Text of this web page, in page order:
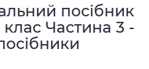
посібник
Частина 3 -